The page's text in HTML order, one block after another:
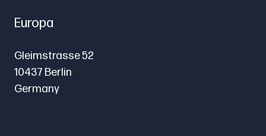
werden.
verhindern,
Benutzer
Screenshots
machen
Europa
Gleimstrasse 52
10437 Berlin
Germany